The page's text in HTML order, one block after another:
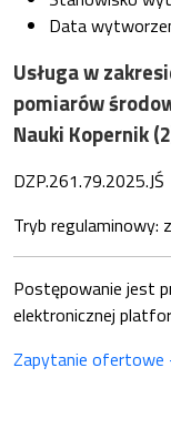
Data
Usługa w
pomiarów
Nauki Kopernik
DZP.261.79.2025.JŚ
Tryb
Postępowanie jest
elektronicznej
Zapytanie ofertowe